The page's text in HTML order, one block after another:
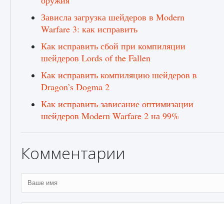
Как разблокировать чертеж счастливого
оружия в MW3 и Warzone
9 августа 2024 0
Все новые функции Ultimate Team в EA FC
25
Зависла загрузка шейдеров в Modern
Warfare 3: как исправить
Как исправить сбой при компиляции
шейдеров Lords of the Fallen
Как исправить компиляцию шейдеров в
Dragon’s Dogma 2
Как исправить зависание оптимизации
шейдеров Modern Warfare 2 на 99%
Комментарии